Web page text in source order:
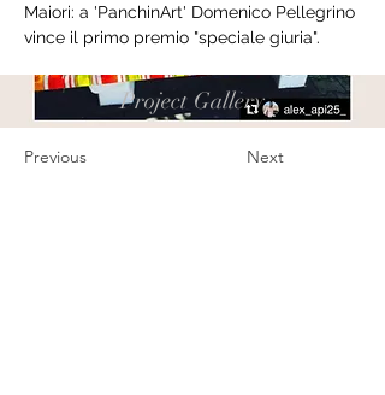
Maiori: a 'PanchinArt' Domenico Pellegrino
vince il primo premio "speciale giuria".
Project Gallery
Previous Next